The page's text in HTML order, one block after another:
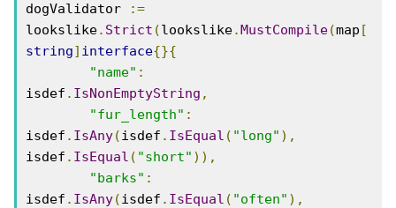
dogValidator
:=
lookslike. Strict (lookslike.MustCompile(map [
string] interface{}{
"name" :
isdef . IsNonEmptyString ,
"fur_length" :
isdef . IsAny(isdef . IsEqual ( "long" ),
isdef . IsEqual ( "short" )),
"barks" :
isdef . IsAny(isdef . IsEqual ( "often" ),